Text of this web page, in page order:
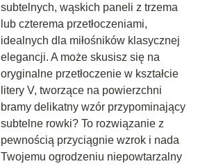
subtelnych, wąskich paneli z trzema
lub czterema przetłoczeniami,
idealnych dla miłośników klasycznej
elegancji. A może skusisz się na
oryginalne przetłoczenie w kształcie
litery V, tworzące na powierzchni
bramy delikatny wzór przypominający
subtelne rowki? To rozwiązanie z
pewnością przyciągnie wzrok i nada
Twojemu ogrodzeniu niepowtarzalny